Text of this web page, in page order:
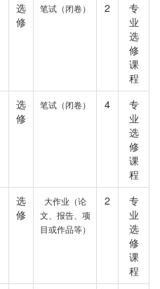
选
修
笔试（闭卷） 2
专
业
选
修
课
程
选
修
笔试（闭卷） 4
专
业
选
修
课
程
选
修
大作业（论
文、报告、项
目或作品等）
2
专
业
选
修
课
程